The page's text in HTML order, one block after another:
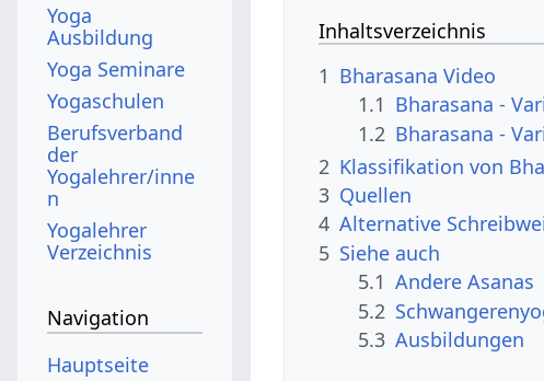
Inhaltsverzeichnis
1 Bharasana Video
1.1 Bharasana -
1.2 Bharasana -
2 Klassifikation von
3 Quellen
4 Alternative
5 Siehe auch
5.1 Andere Asanas
5.2
5.3 Ausbildungen
Yoga
Ausbildung
Yoga Seminare
Yogaschulen
Berufsverband
der
Yogalehrer/inne
n
Yogalehrer
Verzeichnis
Navigation
Hauptseite